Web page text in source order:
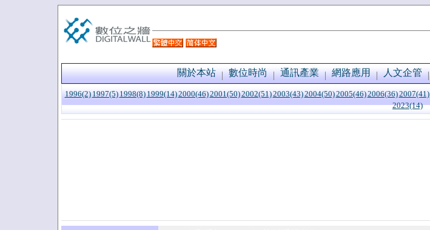
關於本站 數位時尚 通訊產業 網路應用 人文企管
1996(2) 1997(5) 1998(8) 1999(14)2000(46)2001(50)2002(51)2003(43)2004(50)2005(46)2006(36)2007(41)
2023(14)